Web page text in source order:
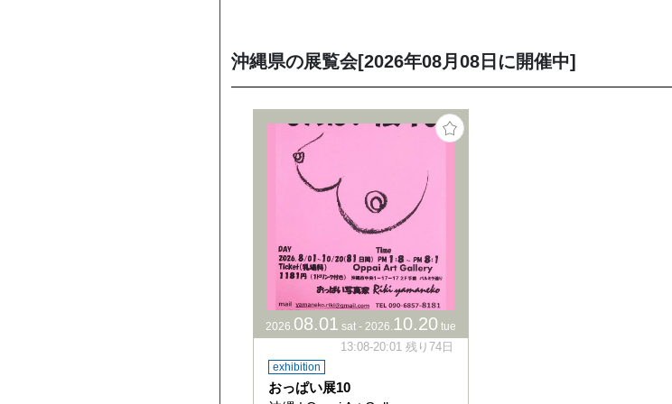
沖縄県の展覧会[2026年08月08日に開催中]
2026.08.01 sat - 2026. 10.20 tue
13:08-20:01 残り74日
exhibition
おっぱい展10